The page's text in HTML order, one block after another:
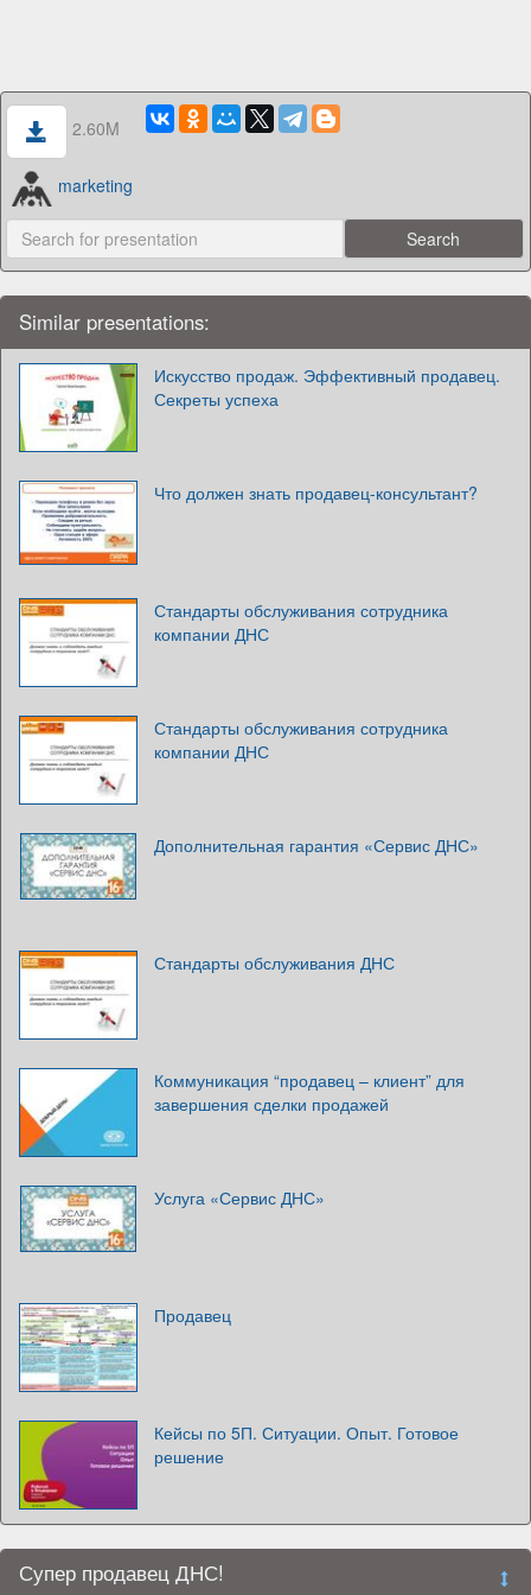
2.60M
marketing
Similar presentations:
Искусство продаж. Эффективный продавец.
Секреты успеха
Что должен знать продавец-консультант?
Стандарты обслуживания сотрудника
компании ДНС
Стандарты обслуживания сотрудника
компании ДНС
Дополнительная гарантия «Сервис ДНС»
Стандарты обслуживания ДНС
Коммуникация “продавец – клиент” для
завершения сделки продажей
Услуга «Сервис ДНС»
Продавец
Кейсы по 5П. Ситуации. Опыт. Готовое
решение
Супер продавец ДНС!